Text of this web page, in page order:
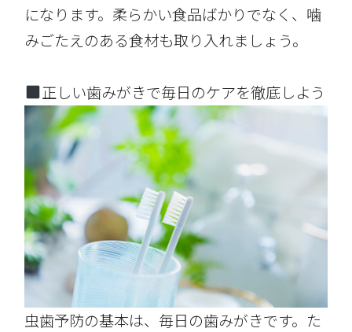
になります。柔らかい食品ばかりでなく、噛
みごたえのある食材も取り入れましょう。
正しい歯みがきで毎日のケアを徹底しよう
虫歯予防の基本は、毎日の歯みがきです。た